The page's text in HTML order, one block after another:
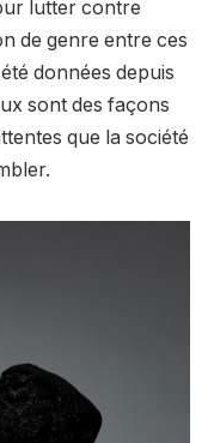
lutter contre
de genre entre ces
données depuis
sont des façons
que la société